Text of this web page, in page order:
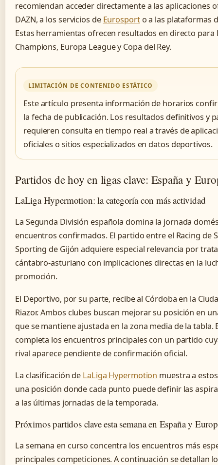
recomiendan acceder directamente a las aplicaciones
DAZN, a los servicios de Eurosporto a las plataformas
Estas herramientas ofrecen resultados en directo para
Champions, Europa League y Copa del Rey.
LIMITACIÓN DE CONTENIDO ESTÁTICO
Este artículo presenta información de horarios
la fecha de publicación. Los resultados definitivos y
requieren consulta en tiempo real a través de
oficiales o sitios especializados en datos deportivos.
Partidos de hoy en ligas clave: España y
LaLiga Hypermotion: la categoría con más actividad
La Segunda División española domina la jornada
encuentros confirmados. El partido entre el Racing de
Sporting de Gijón adquiere especial relevancia por
cántabro-asturiano con implicaciones directas en la
promoción.
El Deportivo, por su parte, recibe al Córdoba en la
Riazor. Ambos clubes buscan mejorar su posición en
que se mantiene ajustada en la zona media de la tabla.
completa los encuentros principales con un partido
rival aparece pendiente de confirmación oficial.
La clasificación de LaLiga Hypermotion muestra a
una posición donde cada punto puede definir las
a las últimas jornadas de la temporada.
Próximos partidos clave esta semana en España y
La semana en curso concentra los encuentros más
principales competiciones. A continuación se detallan